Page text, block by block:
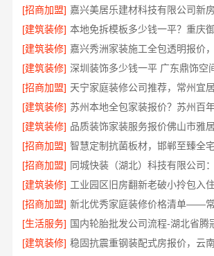
[招商加盟] 嘉兴美居乐建材科技有限公司新
[建筑装修]
[建筑装修]
[建筑装修] 深圳装饰多少钱一平 广东鼎饰空
[招商加盟]
[建筑装修]
[建筑装修]
[招商加盟] 智慧定制抗菌板材，邯郸至臻全
[招商加盟]
[建筑装修]
[招商加盟]
[生活服务]
[建筑装修]